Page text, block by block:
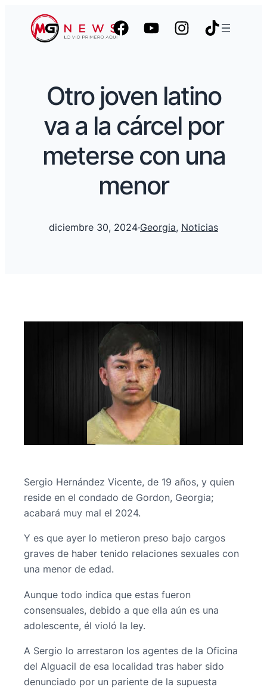
Otro joven latino
va a la cárcel por
meterse con una
menor
diciembre 30, 2024·Georgia, Noticias
Sergio Hernández Vicente, de 19 años, y quien
reside en el condado de Gordon, Georgia;
acabará muy mal el 2024.
Y es que ayer lo metieron preso bajo cargos
graves de haber tenido relaciones sexuales con
una menor de edad.
Aunque todo indica que estas fueron
consensuales, debido a que ella aún es una
adolescente, él violó la ley.
A Sergio lo arrestaron los agentes de la Oficina
del Alguacil de esa localidad tras haber sido
denunciado por un pariente de la supuesta